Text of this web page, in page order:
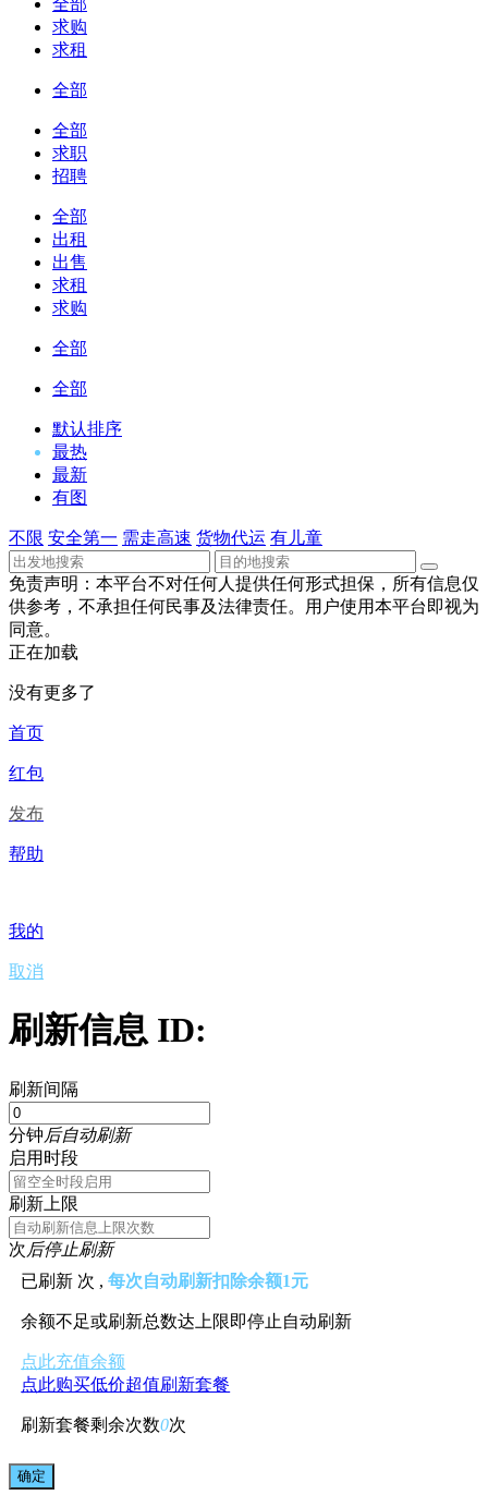
全部
求购
求租
全部
全部
求职
招聘
全部
出租
出售
求租
求购
全部
全部
默认排序
最热
最新
有图
不限 安全第一 需走高速 货物代运 有儿童
免责声明：本平台不对任何人提供任何形式担保，所有信息仅
供参考，不承担任何民事及法律责任。用户使用本平台即视为
同意。
正在加载
没有更多了
首页
红包
发布
帮助
我的
取消
刷新信息 ID:
刷新间隔
分钟后自动刷新
启用时段
刷新上限
次后停止刷新
已刷新 次 ,每次自动刷新扣除余额1元
余额不足或刷新总数达上限即停止自动刷新
点此充值余额
点此购买低价超值刷新套餐
刷新套餐剩余次数0次